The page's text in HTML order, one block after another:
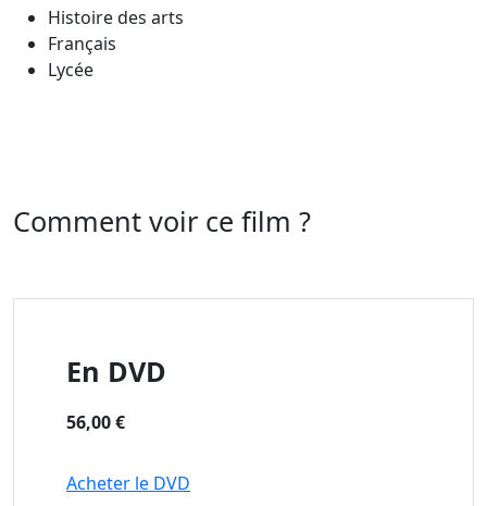
Histoire des arts
Français
Lycée
Comment voir ce film ?
En DVD
56,00 €
Acheter le DVD